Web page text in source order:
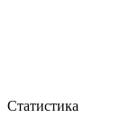
Статистика